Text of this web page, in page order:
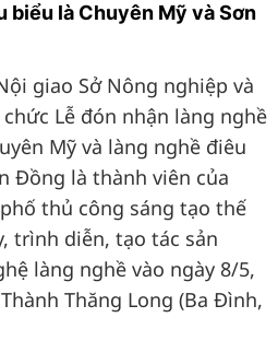
biểu là Chuyên Mỹ và Sơn
giao Sở Nông nghiệp và
Lễ đón nhận làng nghề
Mỹ và làng nghề điêu
Đồng là thành viên của
thủ công sáng tạo thế
trình diễn, tạo tác sản
làng nghề vào ngày 8/5,
Thăng Long (Ba Đình,